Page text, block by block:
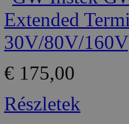
€ 175,00
Részletek